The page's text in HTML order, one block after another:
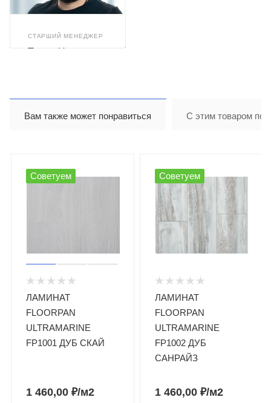
СТАРШИЙ МЕНЕДЖЕР
Тимур Назиров
Вам также может понравиться С этим товаром
Советуем
ЛАМИНАТ
FLOORPAN
ULTRAMARINE
FP1001 ДУБ СКАЙ
1 460,00 ₽/м2
Советуем
ЛАМИНАТ
FLOORPAN
ULTRAMARINE
FP1002 ДУБ
САНРАЙЗ
1 460,00 ₽/м2